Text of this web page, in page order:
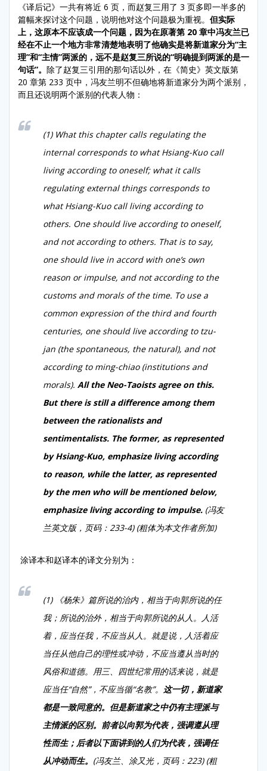
《译后记》一共有将近 6 页，而赵复三用了 3 页多即一半多的
篇幅来探讨这个问题，说明他对这个问题极为重视。 但实际
上，这原本不应该成一个问题，因为在原著第 20 章中冯友兰已
经在不止一个地方非常清楚地表明了他确实是将新道家分为“主
理”和“主情”两派的，远不是赵复三所说的“明确提到两派的是一
句话”。 除了赵复三引用的那句话以外，在《简史》英文版第
20 章第 233 页中，冯友兰明不但确地将新道家分为两个派别，
而且还说明两个派别的代表人物：
(1) What this chapter calls regulating the
internal corresponds to what Hsiang-Kuo call
living according to oneself; what it calls
regulating external things corresponds to
what Hsiang-Kuo call living according to
others. One should live according to oneself,
and not according to others. That is to say,
one should live in accord with one’s own
reason or impulse, and not according to the
customs and morals of the time. To use a
common expression of the third and fourth
centuries, one should live according to tzu-
jan (the spontaneous, the natural), and not
according to ming-chiao(institutions and
morals). All the Neo-Taoists agree on this.
But there is still a difference among them
between the rationalists and
sentimentalists. The former, as represented
by Hsiang-Kuo, emphasize living according
to reason, while the latter, as represented
by the men who will be mentioned below,
emphasize living according to impulse. (冯友
兰英文版，页码：233-4) (粗体为本文作者所加)
涂译本和赵译本的译文分别为：
(1) 《杨朱》篇所说的治内，相当于向郭所说的任
我；所说的治外，相当于向郭所说的从人。人活
着，应当任我，不应当从人。就是说，人活着应
当任从他自己的理性或冲动，不应当遵从当时的
风俗和道德。用三、四世纪常用的话来说，就是
应当任“自然”，不应当循“名教”。 这一切，新道家
都是一致同意的。但是新道家之中仍有主理派与
主情派的区别。前者以向郭为代表，强调遵从理
性而生；后者以下面讲到的人们为代表，强调任
从冲动而生。 (冯友兰、涂又光，页码：223) (粗